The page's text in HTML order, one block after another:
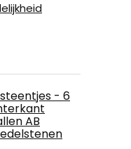
- 6
AB